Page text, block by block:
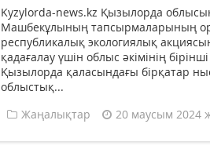
Kyzylorda-news.kz Қызылорда
Машбекұлының тапсырмаларының
республикалық экологиялық
қадағалау үшін облыс әкімінің
Қызылорда қаласындағы бірқатар
облыстық...
Жаңалықтар
20 маусым 2024